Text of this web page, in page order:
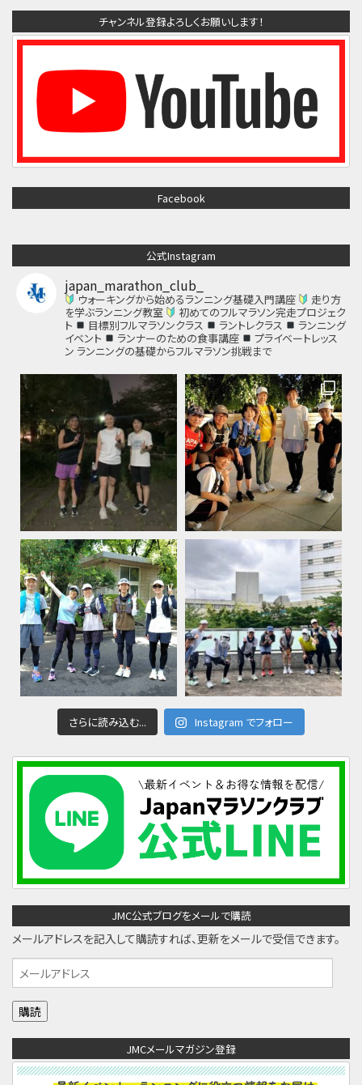
チャンネル登録よろしくお願いします！
Facebook
公式Instagram
japan_marathon_club_
ウォーキングから始めるランニング基礎入門講座
走り方
を学ぶランニング教室
初めてのフルマラソン完走プロジェク
ト
目標別フルマラソンクラス ラントレクラス
ランニング
イベント
ランナーのための食事講座
プライベートレッス
ン ランニングの基礎からフルマラソン挑戦まで
さらに読み込む... Instagram でフォロー
JMC公式ブログをメールで購読
メールアドレスを記入して購読すれば、更新をメールで受信できます。
メ
ー
ル
レ
JMCメールマガジン登録